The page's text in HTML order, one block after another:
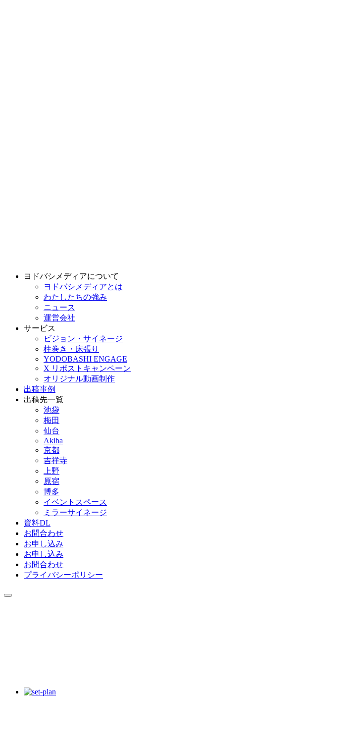
ヨドバシメディアについて
ヨドバシメディアとは
わたしたちの強み
ニュース
運営会社
サービス
ビジョン・サイネージ
柱巻き・床張り
YODOBASHI ENGAGE
X リポストキャンペーン
オリジナル動画制作
出稿事例
出稿先一覧
池袋
梅田
仙台
Akiba
京都
吉祥寺
上野
原宿
博多
イベントスペース
ミラーサイネージ
資料DL
お問合わせ
お申し込み
お申し込み
お問合わせ
プライバシーポリシー